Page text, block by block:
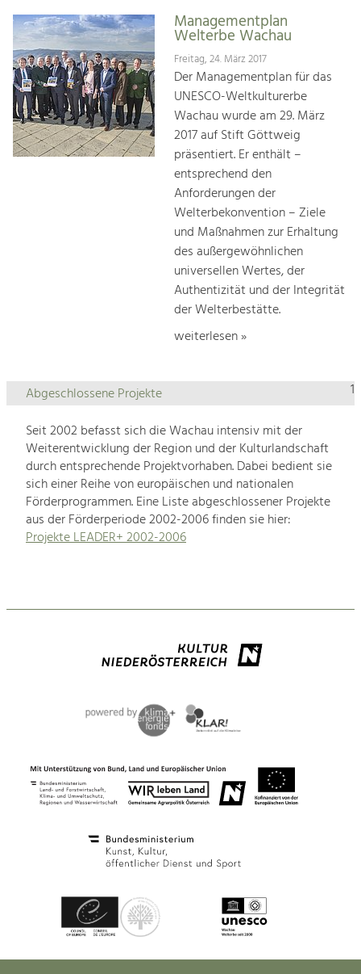
Managementplan
Welterbe Wachau
Freitag, 24. März 2017
Der Managementplan für das
UNESCO-Weltkulturerbe
Wachau wurde am 29. März
2017 auf Stift Göttweig
präsentiert. Er enthält –
entsprechend den
Anforderungen der
Welterbekonvention – Ziele
und Maßnahmen zur Erhaltung
des außergewöhnlichen
universellen Wertes, der
Authentizität und der Integrität
der Welterbestätte.
weiterlesen »
1
Abgeschlossene Projekte
Seit 2002 befasst sich die Wachau intensiv mit der
Weiterentwicklung der Region und der Kulturlandschaft
durch entsprechende Projektvorhaben. Dabei bedient sie
sich einer Reihe von europäischen und nationalen
Förderprogrammen. Eine Liste abgeschlossener Projekte
aus der Förderperiode 2002-2006 finden sie hier:
Projekte LEADER+ 2002-2006